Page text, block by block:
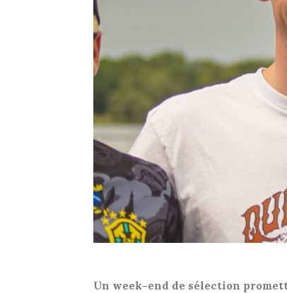
Un week-end de sélection